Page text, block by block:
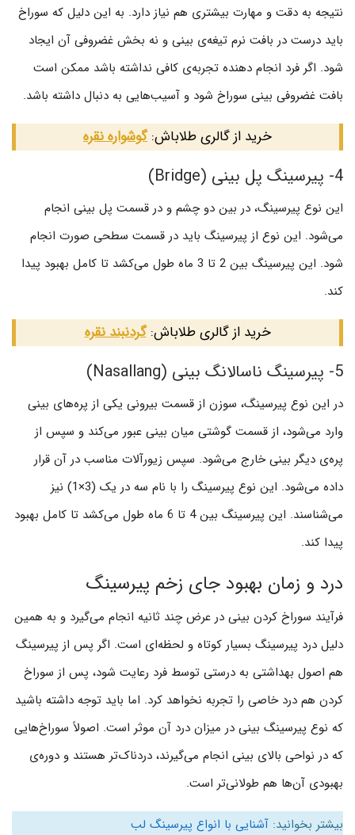
نتیجه به دقت و مهارت بیشتری هم نیاز دارد. به این دلیل که سوراخ
باید درست در بافت نرم تیغه‌ی بینی و نه بخش غضروفی آن ایجاد
شود. اگر فرد انجام دهنده تجربه‌ی کافی نداشته باشد ممکن است
بافت غضروفی بینی سوراخ شود و آسیب‌هایی به دنبال داشته باشد.
خرید از گالری طلاباش:گوشواره نقره
4- پیرسینگ پل بینی (Bridge)
این نوع پیرسینگ، در بین دو چشم و در قسمت پل بینی انجام
می‌شود. این نوع از پیرسینگ باید در قسمت سطحی صورت انجام
شود. این پیرسینگ بین 2 تا 3 ماه طول می‌کشد تا کامل بهبود پیدا
کند.
خرید از گالری طلاباش:گردنبند نقره
5- پیرسینگ ناسالانگ بینی (Nasallang)
در این نوع پیرسینگ، سوزن از قسمت بیرونی یکی از پره‌های بینی
وارد می‌شود، از قسمت گوشتی میان بینی عبور می‌کند و سپس از
پره‌ی دیگر بینی خارج می‌شود. سپس زیورآلات مناسب در آن قرار
داده می‌شود. این نوع پیرسینگ را با نام سه در یک (3×1) نیز
می‌شناسند. این پیرسینگ بین 4 تا 6 ماه طول می‌کشد تا کامل بهبود
پیدا کند.
درد و زمان بهبود جای زخم پیرسینگ
فرآیند سوراخ کردن بینی در عرض چند ثانیه انجام می‌گیرد و به همین
دلیل درد پیرسینگ بسیار کوتاه و لحظه‌ای است. اگر پس از پیرسینگ
هم اصول بهداشتی به درستی توسط فرد رعایت شود، پس از سوراخ
کردن هم درد خاصی را تجربه نخواهد کرد. اما باید توجه داشته باشید
که نوع پیرسینگ بینی در میزان درد آن موثر است. اصولاً سوراخ‌هایی
که در نواحی بالای بینی انجام می‌گیرند، دردناک‌تر هستند و دوره‌ی
بهبودی آن‌ها هم طولانی‌تر است.
بیشتر بخوانید: آشنایی با انواع پیرسینگ لب